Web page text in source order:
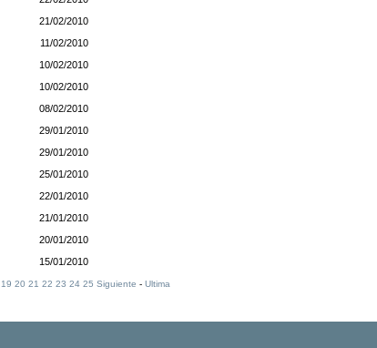
21/02/2010
11/02/2010
10/02/2010
10/02/2010
08/02/2010
29/01/2010
29/01/2010
25/01/2010
22/01/2010
21/01/2010
20/01/2010
15/01/2010
19 20 21 22 23 24 25 Siguiente - Ultima